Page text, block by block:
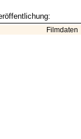
Filmdaten